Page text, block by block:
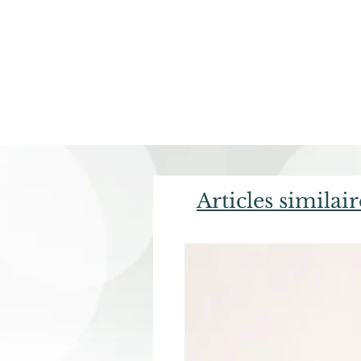
Articles